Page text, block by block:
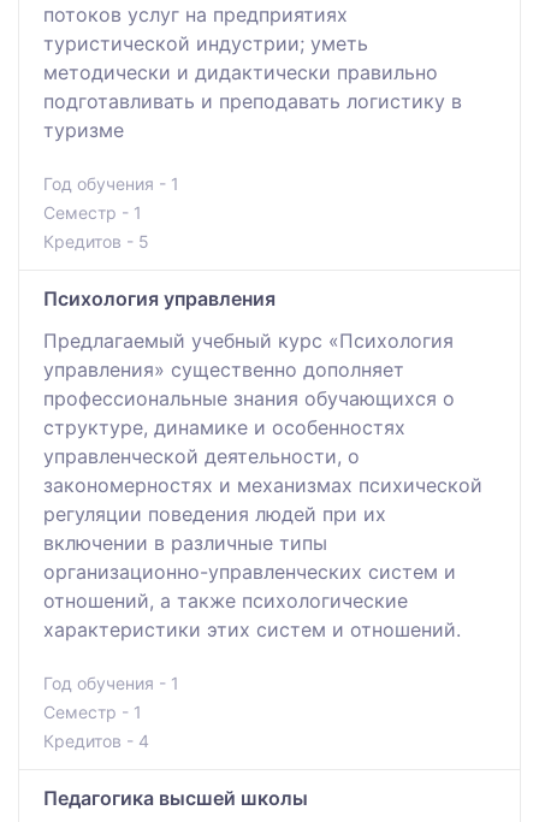
потоков услуг на предприятиях
туристической индустрии; уметь
методически и дидактически правильно
подготавливать и преподавать логистику в
туризме
Год обучения - 1
Семестр - 1
Кредитов - 5
Психология управления
Предлагаемый учебный курс «Психология
управления» существенно дополняет
профессиональные знания обучающихся о
структуре, динамике и особенностях
управленческой деятельности, о
закономерностях и механизмах психической
регуляции поведения людей при их
включении в различные типы
организационно-управленческих систем и
отношений, а также психологические
характеристики этих систем и отношений.
Год обучения - 1
Семестр - 1
Кредитов - 4
Педагогика высшей школы